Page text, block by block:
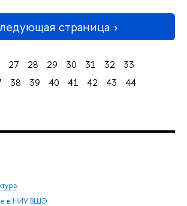
страница
27 28 29 30 31 32
33
38 39 40 41 42 43
44
в НИУ ВШЭ